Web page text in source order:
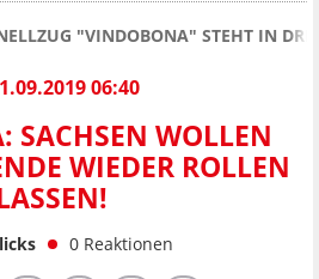
"VINDOBONA" STEHT IN
06:40
SACHSEN WOLLEN
WIEDER ROLLEN
0 Reaktionen